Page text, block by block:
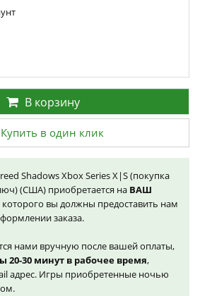
В корзину
Купить в один клик
Shadows Xbox Series X|S (покупка
(США) приобретается на ВАШ
которого вы должны предоставить нам
заказа.
нами вручную после вашей оплаты,
20-30 минут в рабочее время,
адрес. Игры приобретенные ночью